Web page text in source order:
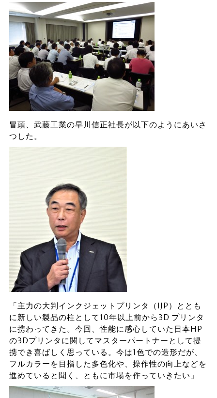
冒頭、武藤工業の早川信正社長が以下のようにあいさ
つした。
「主力の大判インクジェットプリンタ（IJP）ととも
に新しい製品の柱として10年以上前から3D プリンタ
に携わってきた。今回、性能に感心していた日本HP
の3Dプリンタに関してマスターパートナーとして提
携でき喜ばしく思っている。今は1色での造形だが、
フルカラーを目指した多色化や、操作性の向上などを
進めていると聞く、ともに市場を作っていきたい」